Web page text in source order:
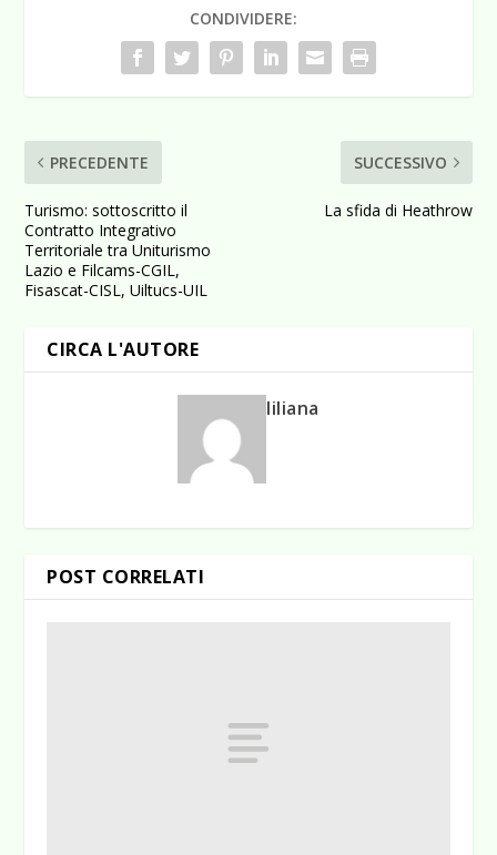
CONDIVIDERE:
PRECEDENTE
Turismo: sottoscritto il
Contratto Integrativo
Territoriale tra Uniturismo
Lazio e Filcams-CGIL,
Fisascat-CISL, Uiltucs-UIL
SUCCESSIVO
La sfida di Heathrow
CIRCA L'AUTORE
liliana
POST CORRELATI